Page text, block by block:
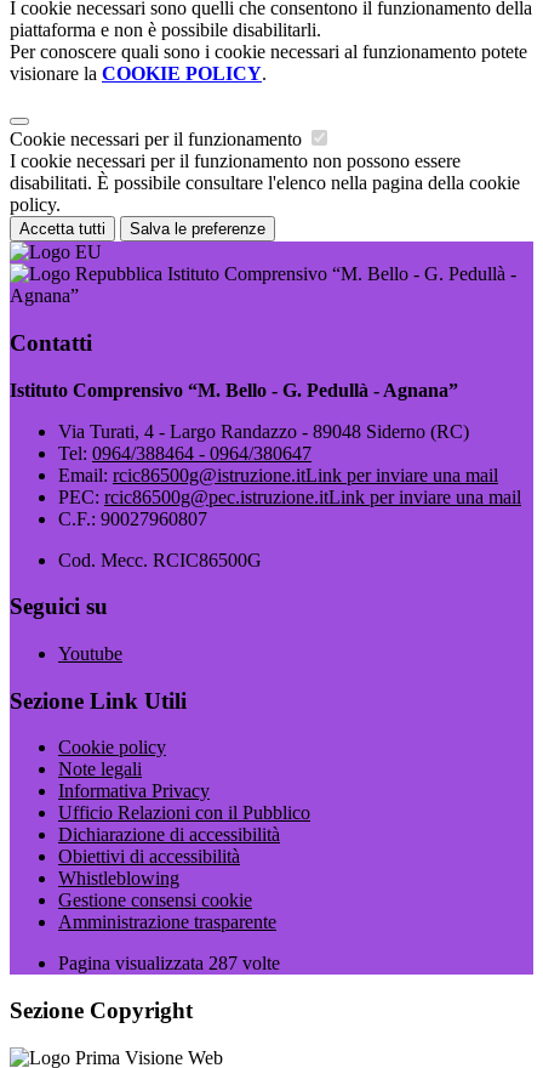
I cookie necessari sono quelli che consentono il funzionamento della
piattaforma e non è possibile disabilitarli.
Per conoscere quali sono i cookie necessari al funzionamento potete
visionare la COOKIE POLICY.
Cookie necessari per il funzionamento
I cookie necessari per il funzionamento non possono essere
disabilitati. È possibile consultare l'elenco nella pagina della cookie
policy.
Accetta tutti Salva le preferenze
Istituto Comprensivo “M. Bello - G. Pedullà -
Agnana”
Contatti
Istituto Comprensivo “M. Bello - G. Pedullà - Agnana”
Via Turati, 4 - Largo Randazzo - 89048 Siderno (RC)
Tel: 0964/388464 - 0964/380647
Email: rcic86500g@istruzione.itLink per inviare una mail
PEC: rcic86500g@pec.istruzione.itLink per inviare una mail
C.F.: 90027960807
Cod. Mecc. RCIC86500G
Seguici su
Youtube
Sezione Link Utili
Cookie policy
Note legali
Informativa Privacy
Ufficio Relazioni con il Pubblico
Dichiarazione di accessibilità
Obiettivi di accessibilità
Whistleblowing
Gestione consensi cookie
Amministrazione trasparente
Pagina visualizzata 287 volte
Sezione Copyright